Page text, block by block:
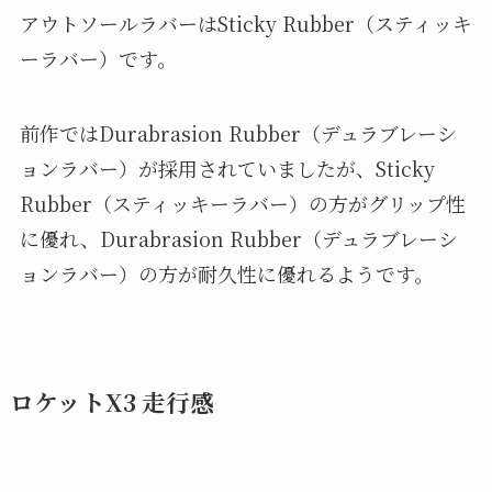
アウトソールラバーはSticky Rubber（スティッキ
ーラバー）です。
前作ではDurabrasion Rubber（デュラブレーシ
ョンラバー）が採用されていましたが、Sticky
Rubber（スティッキーラバー）の方がグリップ性
に優れ、Durabrasion Rubber（デュラブレーシ
ョンラバー）の方が耐久性に優れるようです。
ロケットX3 走行感